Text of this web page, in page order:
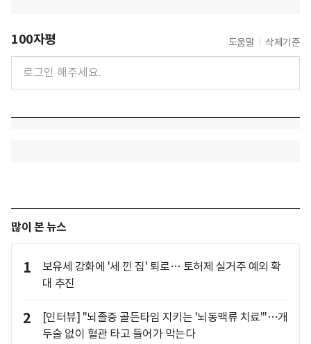
100자평 도움말 삭제기준
많이 본 뉴스
1
보유세 강화에 '세 낀 집' 퇴로… 토허제 실거주 예외 확
대 추진
2
[인터뷰] "뇌졸중 골든타임 지키는 '뇌동맥류 치료'"…개
두술 없이 혈관 타고 들어가 막는다